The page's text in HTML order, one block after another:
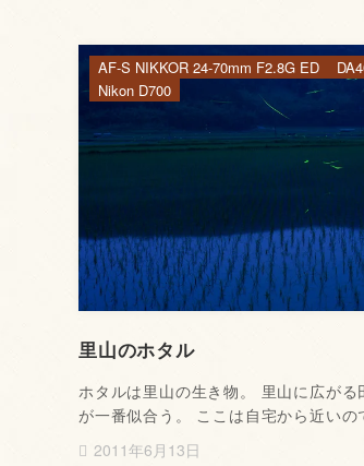
里山のホタル
ホタルは里山の生き物。 里山に広が
が一番似合う。 ここは自宅から近い
2011年6月13日
AF-S NIKKOR 24-70mm F2.8G ED
Nikon D700